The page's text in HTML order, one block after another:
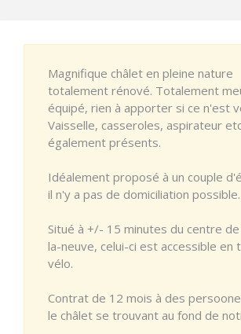
Magnifique châlet en pleine nature
totalement rénové. Totalement
équipé, rien à apporter si ce n'est
Vaisselle, casseroles, aspirateur
également présents.
Idéalement proposé à un couple
il n'y a pas de domiciliation possible.
Situé à +/- 15 minutes du centre
la-neuve, celui-ci est accessible en
vélo.
Contrat de 12 mois à des
le châlet se trouvant au fond de